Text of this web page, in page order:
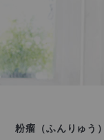
粉瘤（ふんりゅう